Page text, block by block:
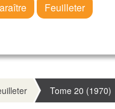
Feuilleter
Tome 20 (1970)